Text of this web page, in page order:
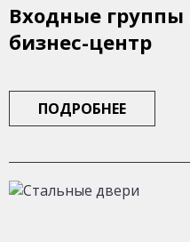
Входные
бизнес-центр
ПОДРОБНЕЕ